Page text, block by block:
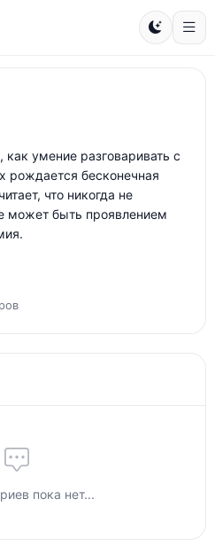
умение разговаривать с
рождается бесконечная
что никогда не
может быть проявлением
пока нет...